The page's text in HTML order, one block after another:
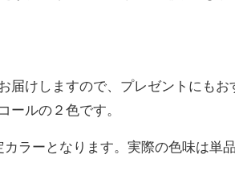
届けしますので、プレゼントにもお
ールの２色です。
ラーとなります。実際の色味は単